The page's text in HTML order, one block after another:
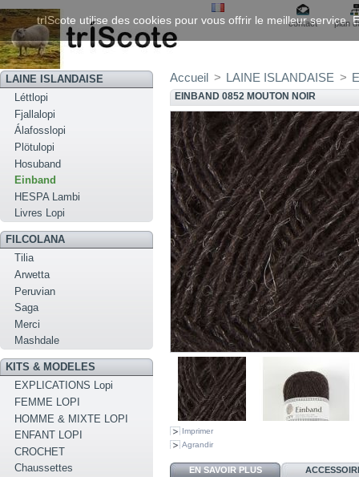
contact plan
LAINE ISLANDAISE
Léttlopi
Fjallalopi
Álafosslopi
Plötulopi
Hosuband
Einband
HESPA Lambi
Livres Lopi
FILCOLANA
Tilia
Arwetta
Peruvian
Saga
Merci
Mashdale
KITS & MODELES
EXPLICATIONS Lopi
FEMME LOPI
HOMME & MIXTE LOPI
ENFANT LOPI
CROCHET
Chaussettes
Accueil > LAINE ISLANDAISE >
EINBAND 0852 MOUTON NOIR
Imprimer
Agrandir
EN SAVOIR PLUS
trIScote utilise des cookies pour vous offrir le meilleur